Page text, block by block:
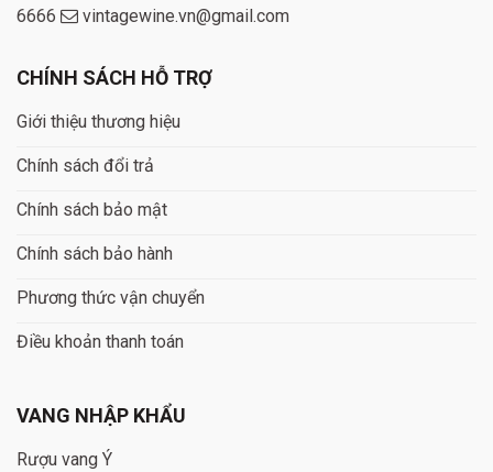
6666
vintagewine.vn@gmail.com
CHÍNH SÁCH HỖ TRỢ
Giới thiệu thương hiệu
Chính sách đổi trả
Chính sách bảo mật
Chính sách bảo hành
Phương thức vận chuyển
Điều khoản thanh toán
VANG NHẬP KHẨU
Rượu vang Ý